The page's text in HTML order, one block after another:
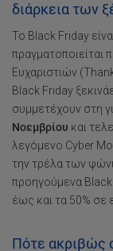
διάρκεια των
To Black Friday
πραγματοποιείται
Ευχαριστιών
Black Friday
συμμετέχουν στη
Νοεμβρίου και
λεγόμενο Cyber
την τρέλα των
προηγούμενα
έως και τα 50% σε
Πότε ακριβώς